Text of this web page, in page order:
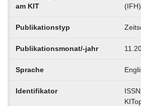
am KIT
(IFH)
Publikationstyp
Publikationsmonat/-jahr
Sprache
Identifikator